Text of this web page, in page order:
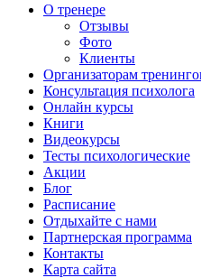
О тренере
Отзывы
Фото
Клиенты
Организаторам
Консультация психолога
Онлайн курсы
Книги
Видеокурсы
Тесты психологические
Акции
Блог
Расписание
Отдыхайте с нами
Партнерская программа
Контакты
Карта сайта